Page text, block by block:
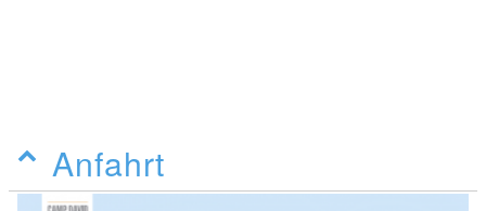
Anfahrt